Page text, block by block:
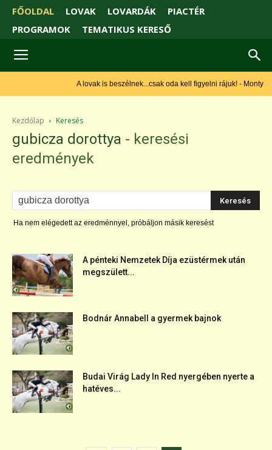
FŐOLDAL LOVAK LOVARDÁK
PIACTÉR
PROGRAMOK
TEMATIKUS KERESŐ
A lovak is beszélnek...csak oda kell figyelni rájuk! - Monty Roberts
Kezdőlap Keresés
gubicza dorottya - keresési
eredmények
Ha nem elégedett az eredménnyel, próbáljon másik keresést
A pénteki Nemzetek Díja ezüstérmek után
megszülett...
Bodnár Annabell a gyermek bajnok
Budai Virág Lady In Red nyergében nyerte a
hatéves...